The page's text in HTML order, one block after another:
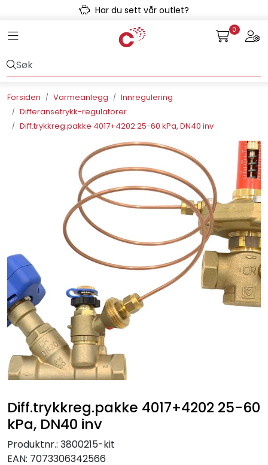
Skip to main contentHar du sett vår outlet?
Toggle navigation 0
Forsiden Varmeanlegg
Innregulering
Differansetrykk-regulatorer
Diff.trykkreg.pakke 4017+4202 25-60 kPa, DN40 inv
Diff.trykkreg.pakke 4017+4202 25-60
kPa, DN40 inv
Produktnr.: 3800215-kit
EAN: 7073306342566
Kulvert
Rørsystemer
Sprinkler
Tappevann
Trinnlyd
Vannbehandling
Varmeanlegg
Outlet